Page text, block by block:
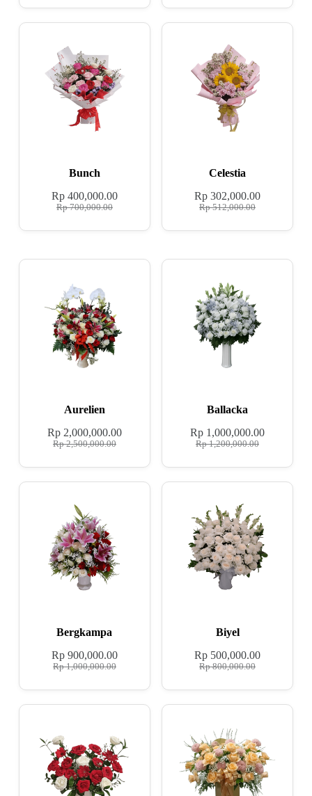
Bunch
Rp700,000.00
Rp400,000.00
Celestia
Rp512,000.00
Rp 302,000.00
Aurelien
Rp2,500,000.00
Rp2,000,000.00
Ballacka
Rp1,200,000.00
Rp 1,000,000.00
Bergkampa
Rp1,000,000.00
Rp900,000.00
Biyel
Rp800,000.00
Rp 500,000.00